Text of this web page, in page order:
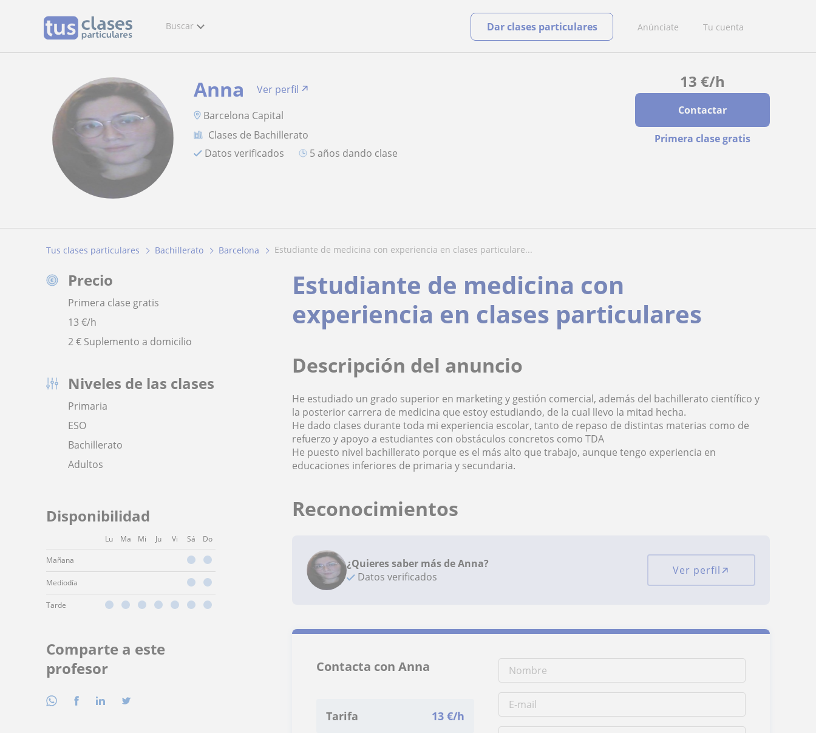
Buscar Anúnciate Tu cuenta
Dar clases particulares
13 €/h
Contactar
Primera clase gratis
Anna
Ver perfil
Barcelona Capital
Clases de Bachillerato
Datos verificados
5 años dando clase
Tus clases particulares Bachillerato Barcelona estudiante de medicina con experiencia en clases particulare...
Precio
Primera clase gratis
13 €/h
2 € Suplemento a domicilio
Niveles de las clases
Primaria
ESO
Bachillerato
Adultos
Disponibilidad
Lu Ma Mi Ju Vi Sá Do
Mañana
Mediodía
Tarde
Comparte a este
profesor
Estudiante de medicina con
experiencia en clases particulares
Descripción del anuncio
He estudiado un grado superior en marketing y gestión comercial, además del bachillerato científico y
la posterior carrera de medicina que estoy estudiando, de la cual llevo la mitad hecha.
He dado clases durante toda mi experiencia escolar, tanto de repaso de distintas materias como de
refuerzo y apoyo a estudiantes con obstáculos concretos como TDA
He puesto nivel bachillerato porque es el más alto que trabajo, aunque tengo experiencia en
educaciones inferiores de primaria y secundaria.
Reconocimientos
¿Quieres saber más de Anna?
Datos verificados
Ver perfil
Contacta con Anna
Tarifa 13 €/h